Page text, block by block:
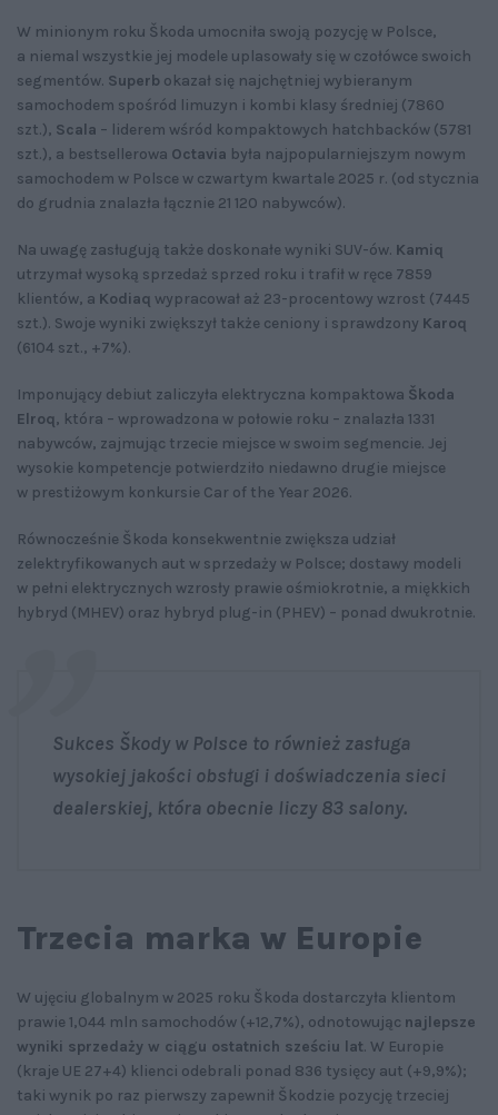
W minionym roku Škoda umocniła swoją pozycję w Polsce,
a niemal wszystkie jej modele uplasowały się w czołówce swoich
segmentów. Superb okazał się najchętniej wybieranym
samochodem spośród limuzyn i kombi klasy średniej (7860
szt.), Scala – liderem wśród kompaktowych hatchbacków (5781
szt.), a bestsellerowa Octavia była najpopularniejszym nowym
samochodem w Polsce w czwartym kwartale 2025 r. (od stycznia
do grudnia znalazła łącznie 21 120 nabywców).
Na uwagę zasługują także doskonałe wyniki SUV-ów. Kamiq
utrzymał wysoką sprzedaż sprzed roku i trafił w ręce 7859
klientów, a Kodiaq wypracował aż 23-procentowy wzrost (7445
szt.). Swoje wyniki zwiększył także ceniony i sprawdzony Karoq
(6104 szt., +7%).
Imponujący debiut zaliczyła elektryczna kompaktowa Škoda
Elroq, która – wprowadzona w połowie roku – znalazła 1331
nabywców, zajmując trzecie miejsce w swoim segmencie. Jej
wysokie kompetencje potwierdziło niedawno drugie miejsce
w prestiżowym konkursie Car of the Year 2026.
Równocześnie Škoda konsekwentnie zwiększa udział
zelektryfikowanych aut w sprzedaży w Polsce; dostawy modeli
w pełni elektrycznych wzrosły prawie ośmiokrotnie, a miękkich
hybryd (MHEV) oraz hybryd plug-in (PHEV) – ponad dwukrotnie.
Sukces Škody w Polsce to również zasługa
wysokiej jakości obsługi i doświadczenia sieci
dealerskiej, która obecnie liczy 83 salony.
Trzecia marka w Europie
W ujęciu globalnym w 2025 roku Škoda dostarczyła klientom
prawie 1,044 mln samochodów (+12,7%), odnotowując najlepsze
wyniki sprzedaży w ciągu ostatnich sześciu lat. W Europie
(kraje UE 27+4) klienci odebrali ponad 836 tysięcy aut (+9,9%);
taki wynik po raz pierwszy zapewnił Škodzie pozycję trzeciej